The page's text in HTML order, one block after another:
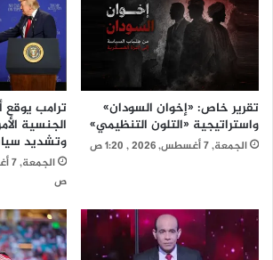
تقرير خاص: «إخوان السودان»
واستراتيجية «التلون التنظيمي»
الجمعة, 7 أغسطس, 2026 , 1:20 ص
ترامب يوقع
الجنسية
وتشديد
ص